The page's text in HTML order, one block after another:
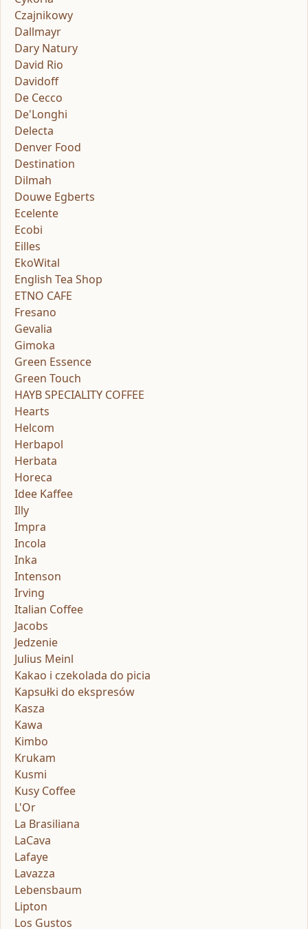
Czajnikowy
Dallmayr
Dary Natury
David Rio
Davidoff
De Cecco
De'Longhi
Delecta
Denver Food
Destination
Dilmah
Douwe Egberts
Ecelente
Ecobi
Eilles
EkoWital
English Tea Shop
ETNO CAFE
Fresano
Gevalia
Gimoka
Green Essence
Green Touch
HAYB SPECIALITY COFFEE
Hearts
Helcom
Herbapol
Herbata
Horeca
Idee Kaffee
Illy
Impra
Incola
Inka
Intenson
Irving
Italian Coffee
Jacobs
Jedzenie
Julius Meinl
Kakao i czekolada do picia
Kapsułki do ekspresów
Kasza
Kawa
Kimbo
Krukam
Kusmi
Kusy Coffee
L'Or
La Brasiliana
LaCava
Lafaye
Lavazza
Lebensbaum
Lipton
Los Gustos